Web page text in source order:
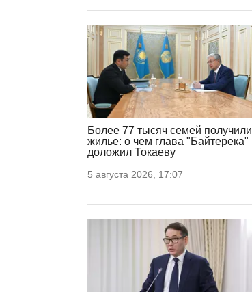
Более 77 тысяч семей получили
жилье: о чем глава "Байтерека"
доложил Токаеву
5 августа 2026, 17:07